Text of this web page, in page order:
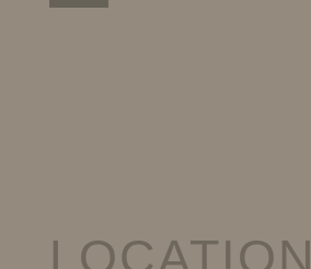
LOCATION